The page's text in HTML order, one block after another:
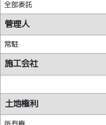
全部委託
管理人
常駐
施工会社
土地権利